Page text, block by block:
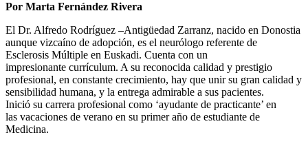
Por Marta Fernández Rivera
El Dr. Alfredo Rodríguez –Antigüedad Zarranz, nacido en Donostia
aunque vizcaíno de adopción, es el neurólogo referente de
Esclerosis Múltiple en Euskadi. Cuenta con un
impresionante currículum. A su reconocida calidad y prestigio
profesional, en constante crecimiento, hay que unir su gran calidad y
sensibilidad humana, y la entrega admirable a sus pacientes.
Inició su carrera profesional como ‘ayudante de practicante’ en
las vacaciones de verano en su primer año de estudiante de
Medicina.